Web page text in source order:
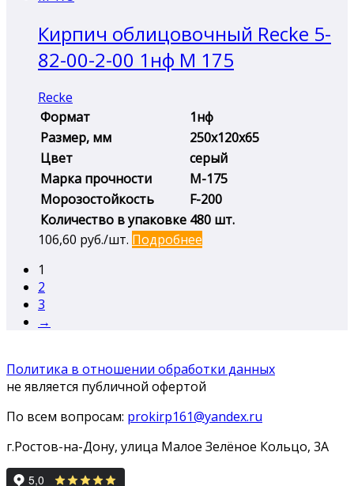
Кирпич облицовочный Recke 5-
82-00-2-00 1нф М 175
Recke
Формат
1нф
Размер, мм
250х120х65
Цвет
серый
Марка прочности
М-175
Морозостойкость
F-200
Количество в упаковке 480 шт.
106,60 руб./шт. Подробнее
1
2
3
→
Политика в отношении обработки данных
не является публичной офертой
По всем вопросам: prokirp161@yandex.ru
г.Ростов-на-Дону, улица Малое Зелёное Кольцо, 3А